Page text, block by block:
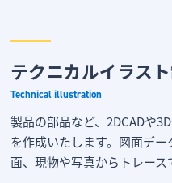
テクニカルイラス
Technical illustration
製品の部品など、2DCADや
を作成いたします。図面デ
面、現物や写真からトレース